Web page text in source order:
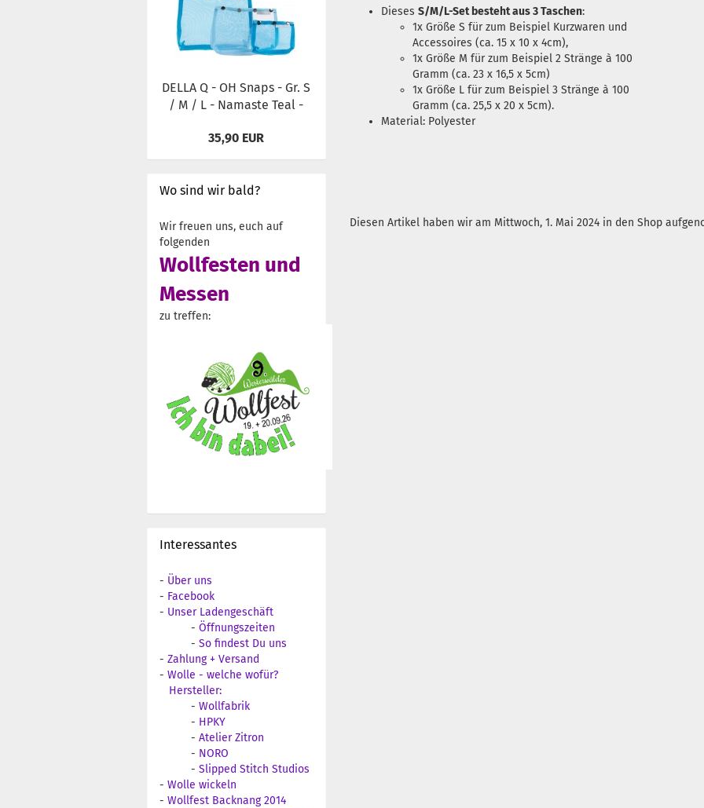
Dieses S/M/L-Set besteht aus 3 Taschen:
1x Größe S für zum Beispiel Kurzwaren und
Accessoires (ca. 15 x 10 x 4cm),
1x Größe M für zum Beispiel 2 Stränge à 100
Gramm (ca. 23 x 16,5 x 5cm)
1x Größe L für zum Beispiel 3 Stränge à 100
Gramm (ca. 25,5 x 20 x 5cm).
Material: Polyester
Diesen Artikel haben wir am Mittwoch, 1. Mai 2024 in den Shop
DELLA Q - OH Snaps - Gr. S
/ M / L - Namaste Teal -
35,90 EUR
Wo sind wir bald?
Wir freuen uns, euch auf
folgenden
Wollfesten und
Messen
zu treffen:
Interessantes
- Über uns
- Facebook
- Unser Ladengeschäft
- Öffnungszeiten
- So findest Du uns
- Zahlung + Versand
- Wolle - welche wofür?
Hersteller:
- Wollfabrik
- HPKY
- Atelier Zitron
- NORO
- Slipped Stitch Studios
- Wolle wickeln
- Wollfest Backnang 2014